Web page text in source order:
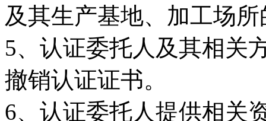
及其生产基地、加工场
5、认证委托人及其相关
撤销认证证书。
6、认证委托人提供相关